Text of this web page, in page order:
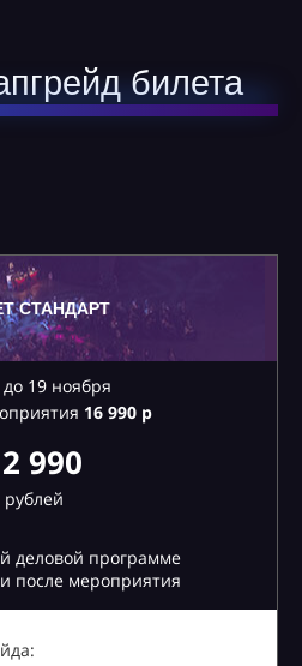
билета
СТАНДАРТ
19 ноября
16990 р
990
рублей
деловой программе
после мероприятия